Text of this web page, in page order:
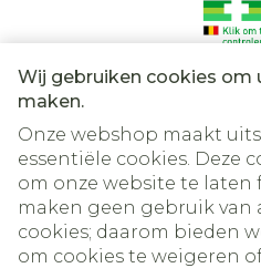
Wij gebruiken cookies om
maken.
Onze webshop maakt
essentiële cookies. Deze
om onze website te laten
maken geen gebruik van
cookies; daarom bieden
om cookies te weigeren
Juridische links